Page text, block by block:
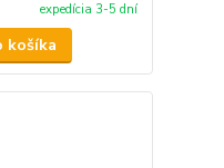
expedícia 3-5 dní
košíka